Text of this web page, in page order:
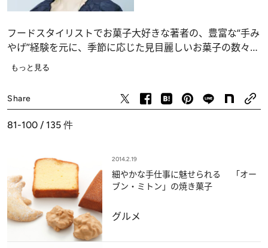
フードスタイリストでお菓子大好きな著者の、豊富な“手み
やげ”経験を元に、季節に応じた見目麗しいお菓子の数々を
ご紹介します。
もっと見る
Share
81-100 / 135 件
2014.2.19
細やかな手仕事に魅せられる 「オー
ブン・ミトン」の焼き菓子
グルメ